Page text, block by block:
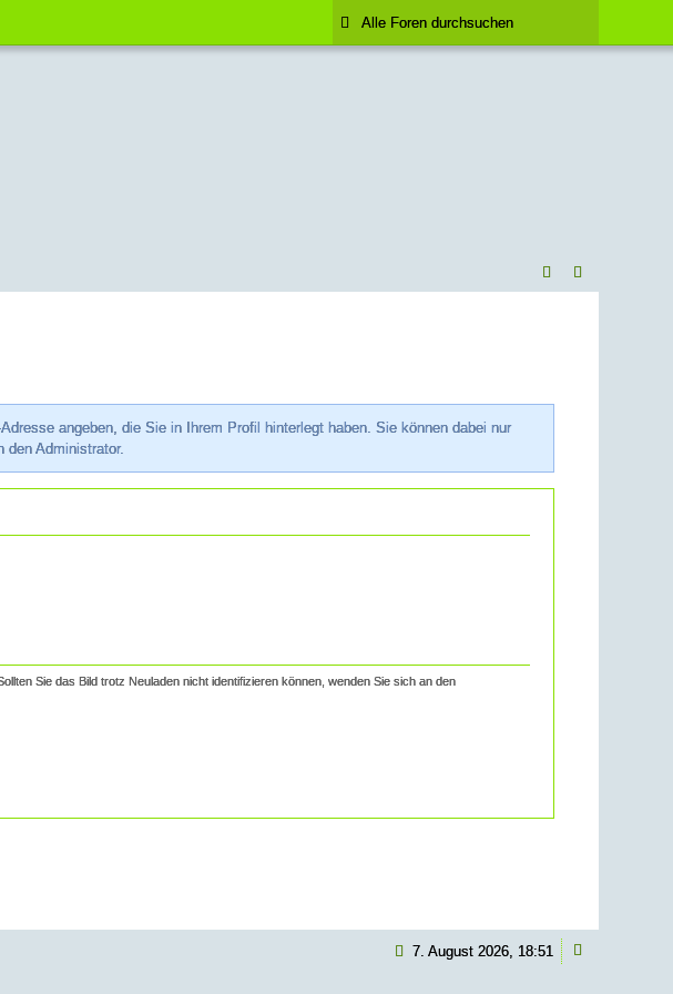
angeben, die Sie in Ihrem Profil hinterlegt haben. Sie können dabei nur
den Administrator.
Sie das Bild trotz Neuladen nicht identifizieren können, wenden Sie sich an den
7. August 2026, 18:51